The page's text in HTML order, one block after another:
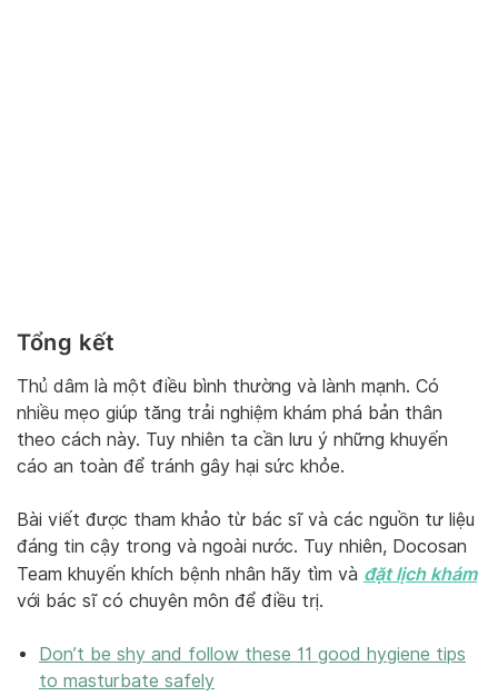
Tổng kết
Thủ dâm là một điều bình thường và lành mạnh. Có
nhiều mẹo giúp tăng trải nghiệm khám phá bản thân
theo cách này. Tuy nhiên ta cần lưu ý những khuyến
cáo an toàn để tránh gây hại sức khỏe.
Bài viết được tham khảo từ bác sĩ và các nguồn tư liệu
đáng tin cậy trong và ngoài nước. Tuy nhiên, Docosan
Team khuyến khích bệnh nhân hãy tìm và đặt lịch khám
với bác sĩ có chuyên môn để điều trị.
Don’t be shy and follow these 11 good hygiene tips
to masturbate safely